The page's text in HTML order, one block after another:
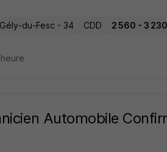
du-Fesc - 34 CDD 2 560 - 3
Automobile